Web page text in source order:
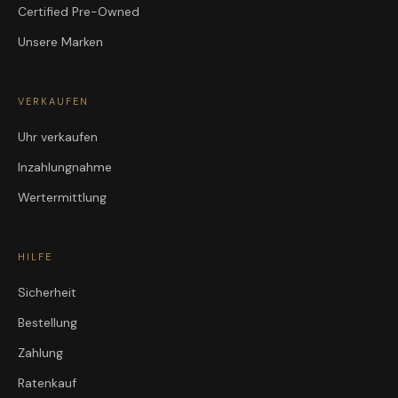
Certified Pre-Owned
Unsere Marken
VERKAUFEN
Uhr verkaufen
Inzahlungnahme
Wertermittlung
HILFE
Sicherheit
Bestellung
Zahlung
Ratenkauf